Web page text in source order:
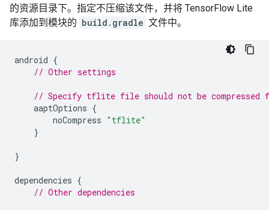
的资源目录下。指定不压缩该文件，并将 TensorFlow Lite
库添加到模块的 build.gradle 文件中。
android {
// Other settings
// Specify tflite file should not be compressed
aaptOptions {
noCompress "tflite"
}
}
dependencies {
// Other dependencies